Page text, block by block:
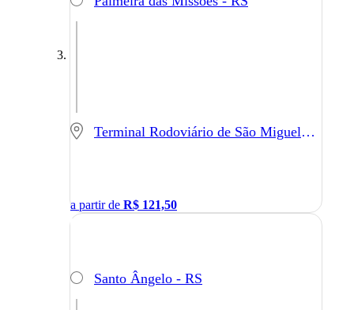
Terminal Rodoviário de São Miguel do Oeste - SC - São Miguel do Oeste - SC
a partir de R$ 121,50
Santo Ângelo - RS